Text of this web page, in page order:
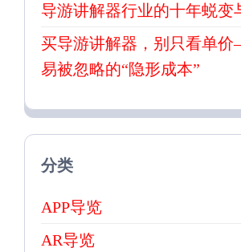
导游讲解器行业的十年蜕变
买导游讲解器，别只看单
易被忽略的“隐形成本”
分类
APP导览
AR导览